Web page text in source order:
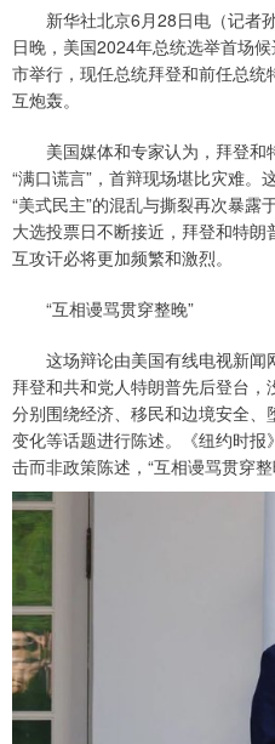
新华社北京6月28日电（记者
日晚，美国2024年总统选举首场
市举行，现任总统拜登和前任总
互炮轰。
美国媒体和专家认为，拜登和
“满口谎言”，首辩现场堪比灾难。
“美式民主”的混乱与撕裂再次暴露
大选投票日不断接近，拜登和特
互攻讦必将更加频繁和激烈。
“互相谩骂贯穿整晚”
这场辩论由美国有线电视新闻
拜登和共和党人特朗普先后登台
分别围绕经济、移民和边境安全
变化等话题进行陈述。《纽约时
击而非政策陈述，“互相谩骂贯穿整